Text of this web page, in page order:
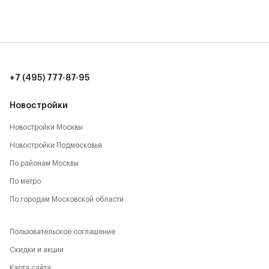
- Парк Будущего,
- Национальный парк,
- Лосиный остров,
- Главный Ботанический сад,
- ВДНХ,
Новостройки
Новостройки Москвы
Новостройки Подмосковья
По районам Москвы
По метро
По городам Московской области
+7 (495) 777-87-95
Пользовательское соглашение
Скидки и акции